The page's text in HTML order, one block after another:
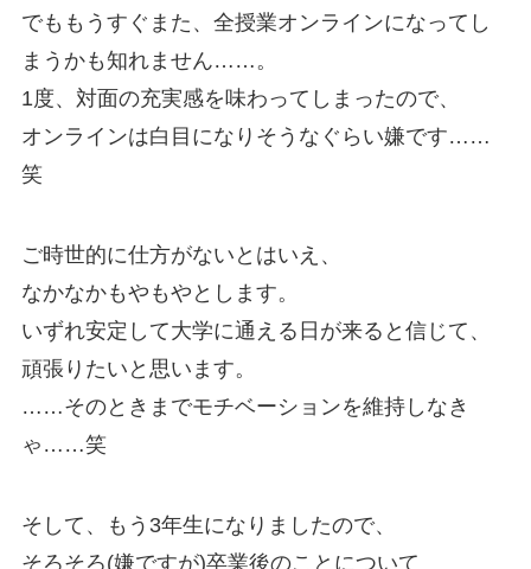
でももうすぐまた、全授業オンラインになってし
まうかも知れません……。
1度、対面の充実感を味わってしまったので、
オンラインは白目になりそうなぐらい嫌です……
笑
ご時世的に仕方がないとはいえ、
なかなかもやもやとします。
いずれ安定して大学に通える日が来ると信じて、
頑張りたいと思います。
……そのときまでモチベーションを維持しなき
ゃ……笑
そして、もう3年生になりましたので、
そろそろ(嫌ですが)卒業後のことについて